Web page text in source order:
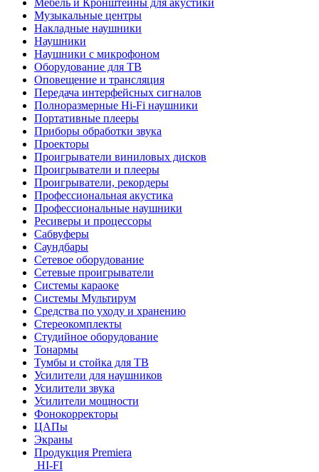
Мебель и Кронштейны для акустики
Музыкальные центры
Накладные наушники
Наушники
Наушники с микрофоном
Оборудование для ТВ
Оповещение и трансляция
Передача интерфейсных сигналов
Полноразмерные Hi-Fi наушники
Портативные плееры
Приборы обработки звука
Проекторы
Проигрыватели виниловых дисков
Проигрыватели и плееры
Проигрыватели, рекордеры
Профессиональная акустика
Профессиональные наушники
Ресиверы и процессоры
Сабвуферы
Саундбары
Сетевое оборудование
Сетевые проигрыватели
Системы караоке
Системы Мультирум
Средства по уходу и хранению
Стереокомплекты
Студийное оборудование
Тонармы
Тумбы и стойка для ТВ
Усилители для наушников
Усилители звука
Усилители мощности
Фонокорректоры
ЦАПы
Экраны
Продукция Premiera
HI-FI